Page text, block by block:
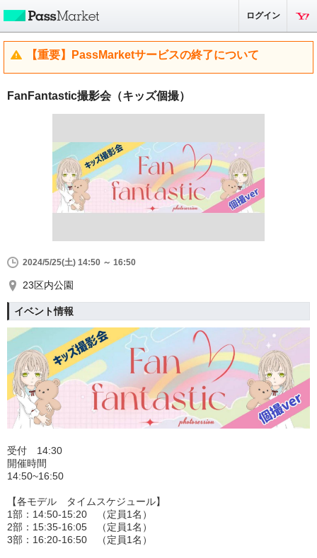
ログイン
【重要】PassMarketサービスの終了について
FanFantastic撮影会（キッズ個撮）
2024/5/25(土) 14:50 ～ 16:50
23区内公園
イベント情報
受付 14:30
開催時間
14:50~16:50
【各モデル タイムスケジュール】
1部：14:50-15:20 （定員1名）
2部：15:35-16:05 （定員1名）
3部：16:20-16:50 （定員1名）